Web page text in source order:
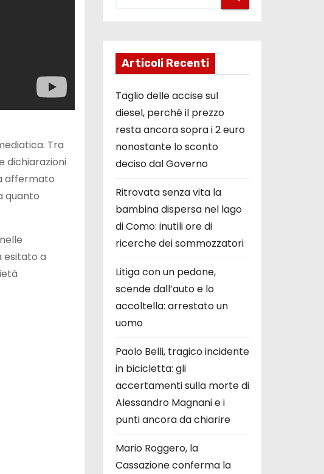
Tra
dichiarazioni
affermato
quanto
esitato a
Articoli Recenti
Taglio delle accise sul
diesel, perché il prezzo
resta ancora sopra i 2 euro
nonostante lo sconto
deciso dal Governo
Ritrovata senza vita la
bambina dispersa nel lago
di Como: inutili ore di
ricerche dei sommozzatori
Litiga con un pedone,
scende dall’auto e lo
accoltella: arrestato un
uomo
Paolo Belli, tragico incidente
in bicicletta: gli
accertamenti sulla morte di
Alessandro Magnani e i
punti ancora da chiarire
Mario Roggero, la
Cassazione conferma la